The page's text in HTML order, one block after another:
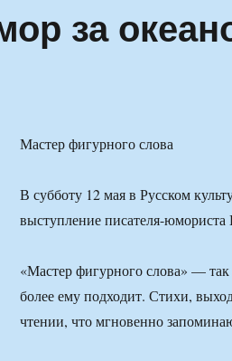
за
Мастер фигурного слова
В субботу 12 мая в Русском
выступление писателя-юмориста
«Мастер фигурного слова» — так
более ему подходит. Стихи,
чтении, что мгновенно